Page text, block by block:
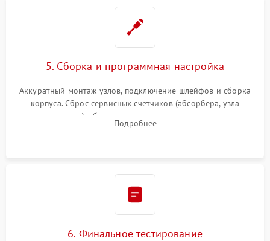
5. Сборка и программная настройка
Аккуратный монтаж узлов, подключение шлейфов и сборка
корпуса. Сброс сервисных счетчиков (абсорбера, узла
закрепления), обновление прошивки и программная
калибровка цветопередачи и позиционирования сканера.
Подробнее
6. Финальное тестирование